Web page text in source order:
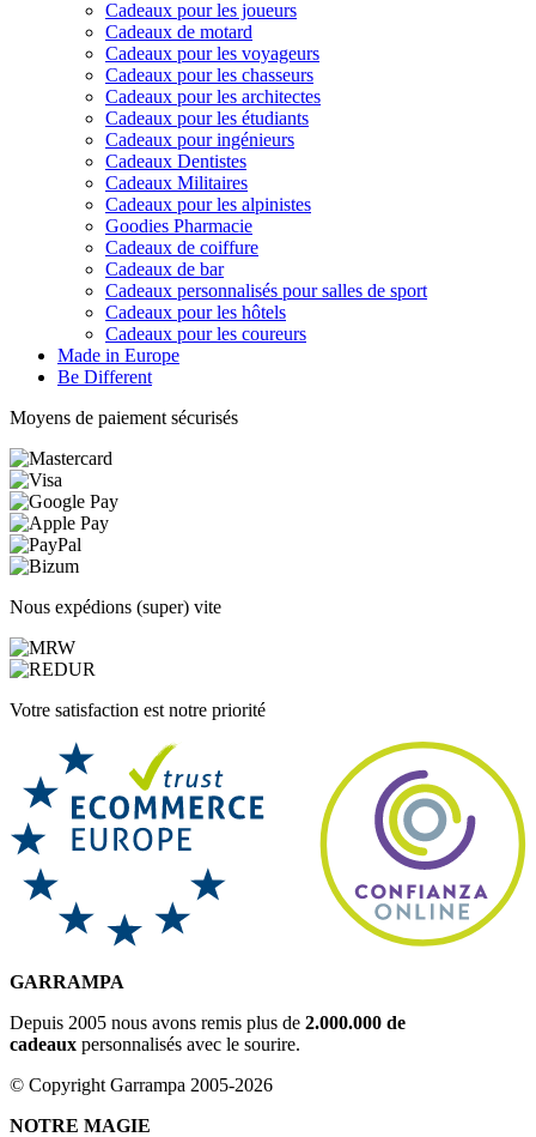
Cadeaux pour les joueurs
Cadeaux de motard
Cadeaux pour les voyageurs
Cadeaux pour les chasseurs
Cadeaux pour les architectes
Cadeaux pour les étudiants
Cadeaux pour ingénieurs
Cadeaux Dentistes
Cadeaux Militaires
Cadeaux pour les alpinistes
Goodies Pharmacie
Cadeaux de coiffure
Cadeaux de bar
Cadeaux personnalisés pour salles de sport
Cadeaux pour les hôtels
Cadeaux pour les coureurs
Made in Europe
Be Different
Moyens de paiement sécurisés
Nous expédions (super) vite
Votre satisfaction est notre priorité
GARRAMPA
Depuis 2005 nous avons remis plus de 2.000.000 de
cadeaux personnalisés avec le sourire.
© Copyright Garrampa 2005-2026
NOTRE MAGIE